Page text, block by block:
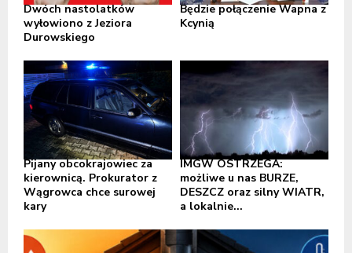
Dwóch nastolatków
wyłowiono z Jeziora
Durowskiego
Będzie połączenie Wapna z
Kcynią
Pijany obcokrajowiec za
kierownicą. Prokurator z
Wągrowca chce surowej
kary
IMGW OSTRZEGA:
możliwe u nas BURZE,
DESZCZ oraz silny WIATR,
a lokalnie...